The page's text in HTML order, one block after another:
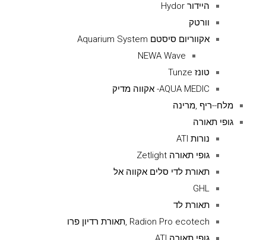
היידור Hydor
וורטק
אקווריום סיסטם Aquarium System
NEWA Wave
טונז Tunze
AQUA MEDIC- אקווה מדיק
מלח--ריף ,מרינה
גופי תאורה
נורות ATI
גופי תאורה Zetlight
תאורת לדי סלים אקווה אל
GHL
תאורת לד
Radion Pro ecotech ,תאורת רדיון פרו